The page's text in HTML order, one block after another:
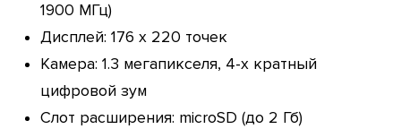
1900 МГц)
Дисплей: 176 х 220 точек
Камера: 1.3 мегапикселя, 4-х кратный
цифровой зум
Слот расширения: microSD (до 2 Гб)